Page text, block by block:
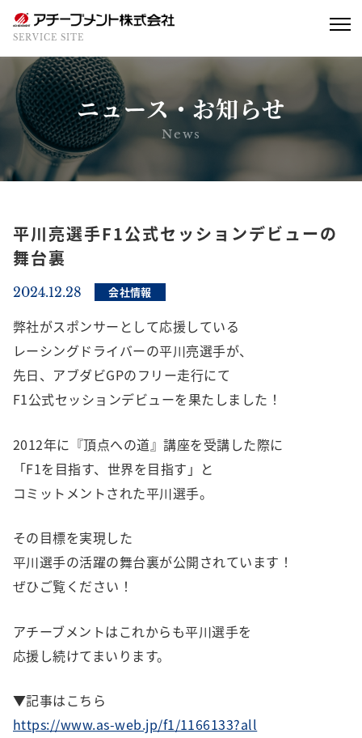
SERVICE SITE
ニュース・お知らせ
News
平川亮選手F1公式セッションデビューの
舞台裏
2024.12.28 会社情報
弊社がスポンサーとして応援している
レーシングドライバーの平川亮選手が、
先日、アブダビGPのフリー走行にて
F1公式セッションデビューを果たしました！
2012年に『頂点への道』講座を受講した際に
「F1を目指す、世界を目指す」と
コミットメントされた平川選手。
その目標を実現した
平川選手の活躍の舞台裏が公開されています！
ぜひご覧ください！
アチーブメントはこれからも平川選手を
応援し続けてまいります。
▼記事はこちら
https://www.as-web.jp/f1/1166133?all